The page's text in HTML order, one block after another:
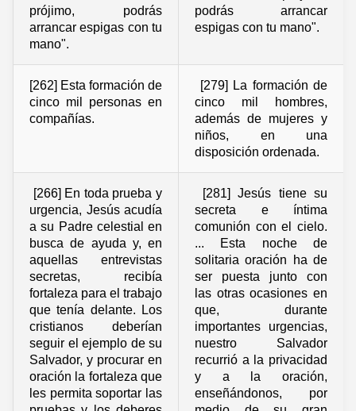
prójimo, podrás
arrancar espigas con tu
mano".
podrás arrancar
espigas con tu mano".
[262] Esta formación de
cinco mil personas en
compañías.
[279] La formación de
cinco mil hombres,
además de mujeres y
niños, en una
disposición ordenada.
[266] En toda prueba y
urgencia, Jesús acudía
a su Padre celestial en
busca de ayuda y, en
aquellas entrevistas
secretas, recibía
fortaleza para el trabajo
que tenía delante. Los
cristianos deberían
seguir el ejemplo de su
Salvador, y procurar en
oración la fortaleza que
les permita soportar las
[281] Jesús tiene su
secreta e íntima
comunión con el cielo.
... Esta noche de
solitaria oración ha de
ser puesta junto con
las otras ocasiones en
que, durante
importantes urgencias,
nuestro Salvador
recurrió a la privacidad
y a la oración,
enseñándonos, por